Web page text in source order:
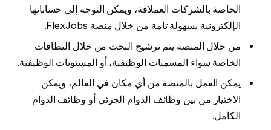
الخاصة بالشركات العملاقة، ويمكن التوجه إلى حساباتها
الإلكترونية بسهولة تامة من خلال منصة FlexJobs.
من خلال المنصة يتم ترشيح البحث من خلال النطاقات
الخاصة سواء المسميات الوظيفية، أو المستويات الوظيفية.
يمكن العمل بالمنصة من أي مكان في العالم، ويمكن
الاختيار من بين وظائف الدوام الجزئي أو وظائف الدوام
الكامل.